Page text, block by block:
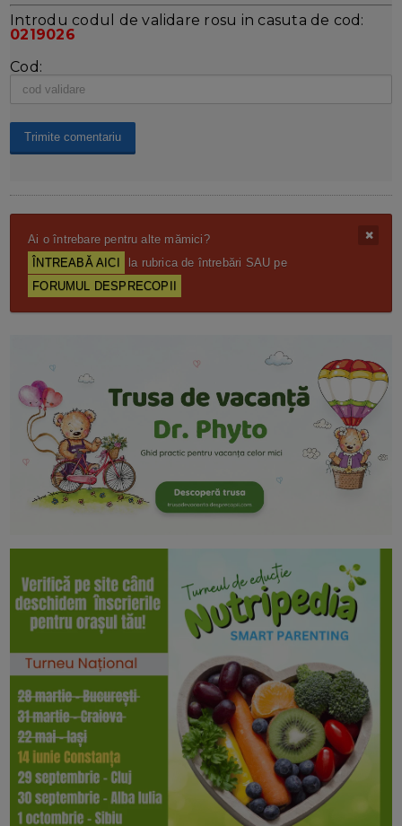
Introdu codul de validare rosu in casuta de cod:
0219026
Cod:
Ai o întrebare pentru alte mămici?
ÎNTREABĂ AICI
la rubrica de întrebări SAU pe
FORUMUL DESPRECOPII